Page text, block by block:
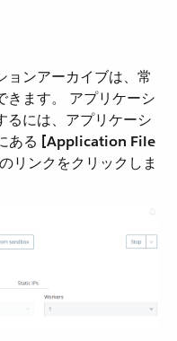
ョンアーカイブは、常
きます。 アプリケーシ
るには、アプリケーシ
ある
[Application File
リンクをクリックしま